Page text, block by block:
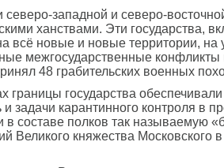
западной и северо-
ханствами. Эти государства,
новые и новые территории, на
межгосударственные
48 грабительских военных
границы государства
задачи карантинного контроля
составе полков так называемую
Великого княжества